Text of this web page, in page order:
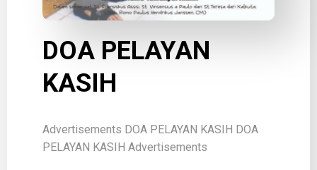
DOA PELAYAN
KASIH
Advertisements DOA PELAYAN KASIH DOA
PELAYAN KASIH Advertisements